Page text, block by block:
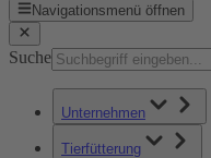
Navigationsmenü öffnen
Suche
Unternehmen
Tierfütterung